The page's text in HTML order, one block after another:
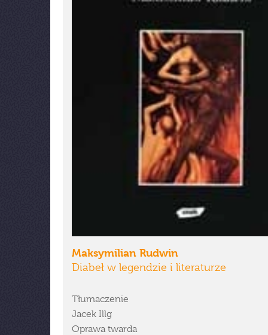
Maksymilian Rudwin
Diabeł w legendzie i literaturze
Tłumaczenie
Jacek Illg
Oprawa twarda